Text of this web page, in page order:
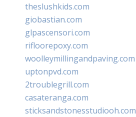
theslushkids.com
giobastian.com
glpascensori.com
rifloorepoxy.com
woolleymillingandpaving.com
uptonpvd.com
2troublegrill.com
casateranga.com
sticksandstonesstudiooh.com